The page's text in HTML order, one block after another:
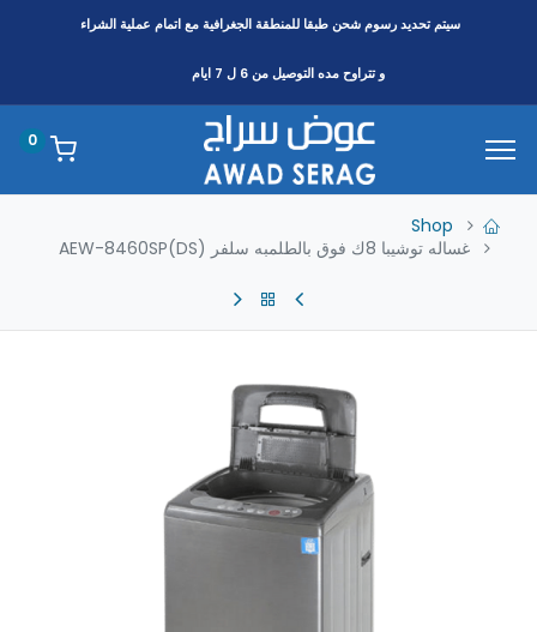
سيتم تحديد رسوم شحن طبقا للمنطقةالجغرافية مع اتمام عملية الشراء
و تتراوح مده التوصيل من 6 ل 7 ايام
0
Shop
غساله توشيبا 8ك فوق بالطلمبه سلفر AEW-8460SP(DS)